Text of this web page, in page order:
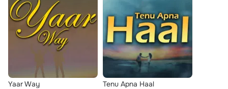
Yaar Way Tenu Apna Haal